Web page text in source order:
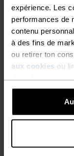
expérience. Les
performances de
contenu
à des fins de
ou retirer ton
aux cookies ou
Pantalon
CHF 59.45 CHF
-30%
Warm
% % % %
Haut demi-zip
CHF 34.95CHF